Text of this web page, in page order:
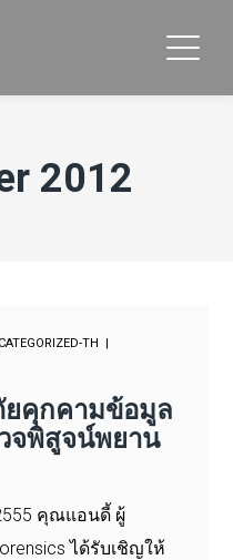
2012
TH
ยคุกคามข้อมูล
จพิสูจน์พยาน
คุณแอนดี้ ผู้
ได้รับเชิญให้